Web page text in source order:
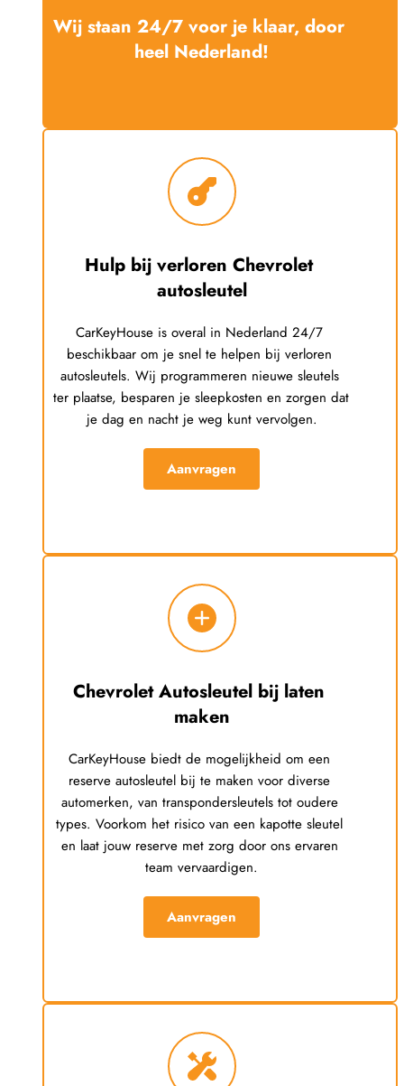
Wij staan 24/7 voor je klaar, door
heel Nederland!
Hulp bij verloren Chevrolet
autosleutel
CarKeyHouse is overal in Nederland 24/7
beschikbaar om je snel te helpen bij verloren
autosleutels. Wij programmeren nieuwe sleutels
ter plaatse, besparen je sleepkosten en zorgen dat
je dag en nacht je weg kunt vervolgen.
Aanvragen
Chevrolet Autosleutel bij laten
maken
CarKeyHouse biedt de mogelijkheid om een
reserve autosleutel bij te maken voor diverse
automerken, van transpondersleutels tot oudere
types. Voorkom het risico van een kapotte sleutel
en laat jouw reserve met zorg door ons ervaren
team vervaardigen.
Aanvragen